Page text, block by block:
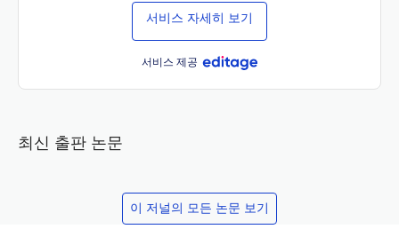
서비스 자세히 보기
서비스 제공
최신 출판 논문
이 저널의 모든 논문 보기